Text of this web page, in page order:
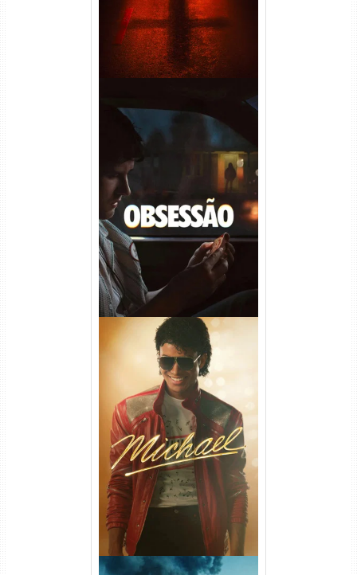
Obsessão Torrent (2026)
WEB-DL 1080p/4K Dual
Áudio
Michael Torrent (2026) WEB-
DL 1080p/4K Dual Áudio